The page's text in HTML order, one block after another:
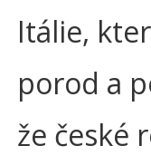
Itálie,
porod a
že české